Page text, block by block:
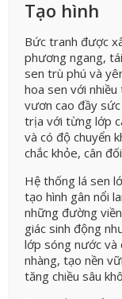
Tạo hình
Bức tranh được
phương ngang,
sen trù phú và
hoa sen với
vươn cao đầy
trịa với từng lớp
và có độ chuyển
chắc khỏe, cân
Hệ thống lá sen
tạo hình gân nổi
những đường
giác sinh động
lớp sóng nước và
nhàng, tạo nền
tăng chiều sâu